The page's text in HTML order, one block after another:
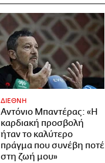
ΔΙΕΘΝΗ
Αντόνιο Μπαντέρας: «Η
καρδιακή προσβολή
ήταν το καλύτερο
πράγμα που συνέβη ποτέ
στη ζωή μου»